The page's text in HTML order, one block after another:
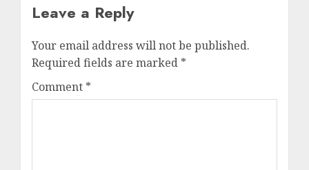
Leave a Reply
Your email address will not be published.
Required fields are marked *
Comment *